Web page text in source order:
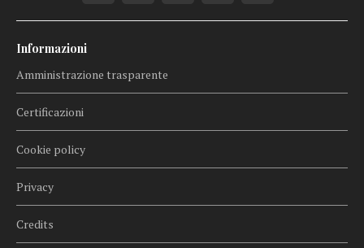
Informazioni
Amministrazione trasparente
Certificazioni
Cookie policy
Privacy
Credits